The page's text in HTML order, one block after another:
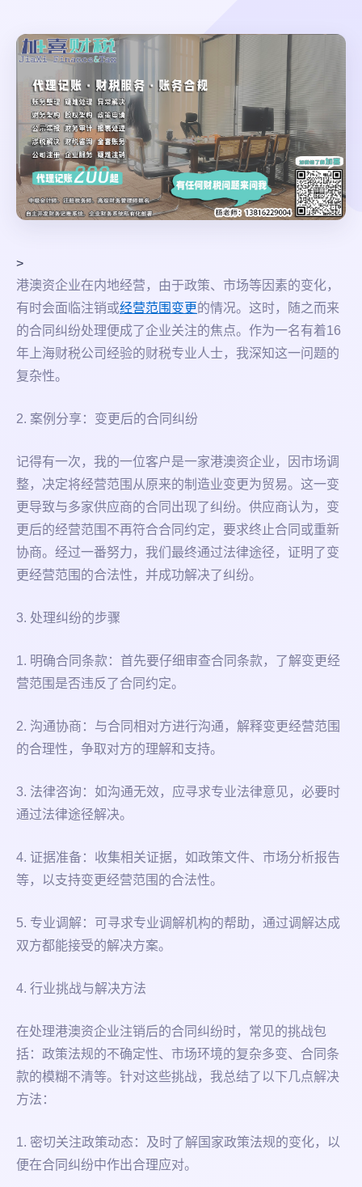
>
港澳资企业在内地经营，由于政策、市场等因素的变化，
有时会面临注销或经营范围变更的情况。这时，随之而来
的合同纠纷处理便成了企业关注的焦点。作为一名有着16
年上海财税公司经验的财税专业人士，我深知这一问题的
复杂性。
2. 案例分享：变更后的合同纠纷
记得有一次，我的一位客户是一家港澳资企业，因市场调
整，决定将经营范围从原来的制造业变更为贸易。这一变
更导致与多家供应商的合同出现了纠纷。供应商认为，变
更后的经营范围不再符合合同约定，要求终止合同或重新
协商。经过一番努力，我们最终通过法律途径，证明了变
更经营范围的合法性，并成功解决了纠纷。
3. 处理纠纷的步骤
1. 明确合同条款：首先要仔细审查合同条款，了解变更经
营范围是否违反了合同约定。
2. 沟通协商：与合同相对方进行沟通，解释变更经营范围
的合理性，争取对方的理解和支持。
3. 法律咨询：如沟通无效，应寻求专业法律意见，必要时
通过法律途径解决。
4. 证据准备：收集相关证据，如政策文件、市场分析报告
等，以支持变更经营范围的合法性。
5. 专业调解：可寻求专业调解机构的帮助，通过调解达成
双方都能接受的解决方案。
4. 行业挑战与解决方法
在处理港澳资企业注销后的合同纠纷时，常见的挑战包
括：政策法规的不确定性、市场环境的复杂多变、合同条
款的模糊不清等。针对这些挑战，我总结了以下几点解决
方法：
1. 密切关注政策动态：及时了解国家政策法规的变化，以
便在合同纠纷中作出合理应对。